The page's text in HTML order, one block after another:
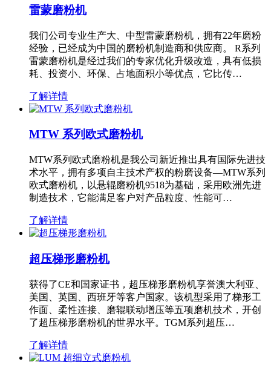
雷蒙磨粉机
我们公司专业生产大、中型雷蒙磨粉机，拥有22年磨粉
经验，已经成为中国的磨粉机制造商和供应商。 R系列
雷蒙磨粉机是经过我们的专家优化升级改造，具有低损
耗、投资小、环保、占地面积小等优点，它比传…
了解详情
MTW 系列欧式磨粉机
MTW系列欧式磨粉机是我公司新近推出具有国际先进技
术水平，拥有多项自主技术产权的粉磨设备—MTW系列
欧式磨粉机，以悬辊磨粉机9518为基础，采用欧洲先进
制造技术，它能满足客户对产品粒度、性能可…
了解详情
超压梯形磨粉机
获得了CE和国家证书，超压梯形磨粉机享誉澳大利亚、
美国、英国、西班牙等客户国家。该机型采用了梯形工
作面、柔性连接、磨辊联动增压等五项磨机技术，开创
了超压梯形磨粉机的世界水平。TGM系列超压…
了解详情